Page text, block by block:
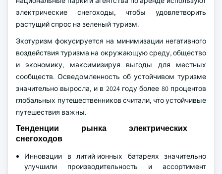
электрические снегоходы, чтобы удовлетворить
растущий спрос на зеленый туризм.
Экотуризм фокусируется на минимизации негативного
воздействия туризма на окружающую среду, общество
и экономику, максимизируя выгоды для местных
сообществ. Осведомленность об устойчивом туризме
значительно выросла, и в 2024 году более 80 процентов
глобальных путешественников считали, что устойчивые
путешествия важны.
Тенденции рынка электрических
снегоходов
Инновации в литий-ионных батареях значительно
улучшили производительность и ассортимент